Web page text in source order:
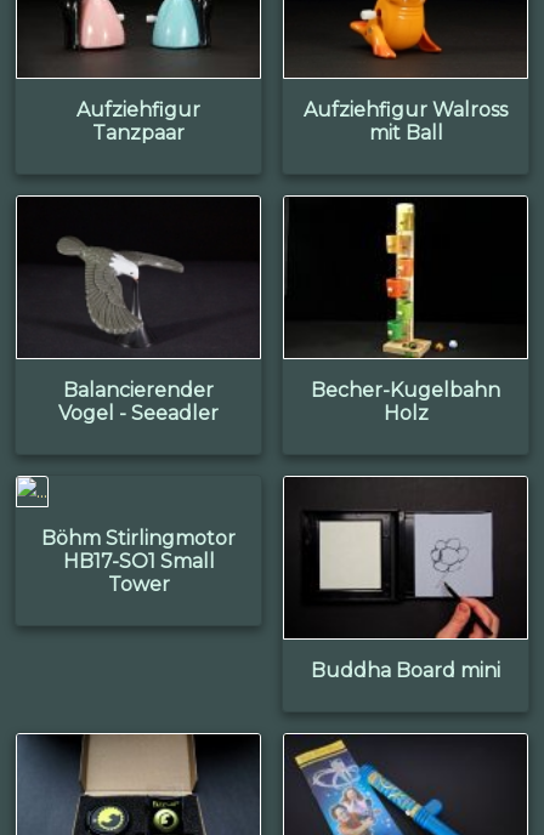
Aufziehfigur
Tanzpaar
Aufziehfigur Walross
mit Ball
Balancierender
Vogel - Seeadler
Becher-Kugelbahn
Holz
Böhm Stirlingmotor
HB17-SO1 Small
Tower
Buddha Board mini